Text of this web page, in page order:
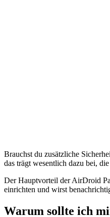
Brauchst du zusätzliche
das trägt wesentlich dazu bei,
Der Hauptvorteil der AirDroid
einrichten und wirst
Warum sollte ich